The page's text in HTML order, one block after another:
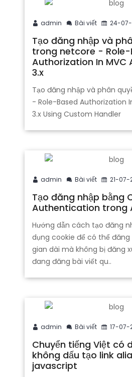
admin Bài viết 24-
Tạo đăng nhập và
trong netcore - Role-
Authorization In MVC
3.x
Tạo đăng nhập và phân
- Role-Based Authorization
3.x Using Custom Handler
admin Bài viết 21-07-
Tạo đăng nhập bằng
Authentication trong
Hướng dẫn cách tạo đăng
dụng cookie để có thể
gian dài mà không bị đăng
đang đăng bài viết qu..
admin Bài viết 17-07-
Chuyển tiếng Việt có
không dấu tạo link
javascript